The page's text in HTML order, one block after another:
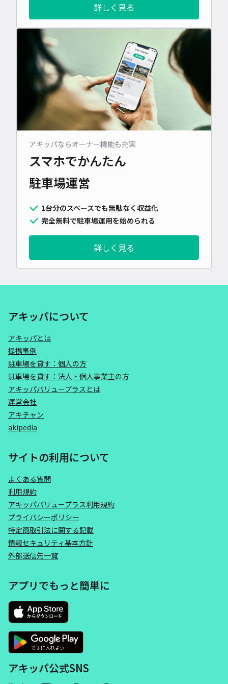
詳しく見る
アキッパならオーナー機能も充実
スマホでかんたん
駐車場運営
1台分のスペースでも無駄なく収益化
完全無料で駐車場運用を始められる
詳しく見る
アキッパについて
アキッパとは
提携事例
駐車場を貸す：個人の方
駐車場を貸す：法人・個人事業主の方
アキッパバリュープラスとは
運営会社
アキチャン
akipedia
サイトの利用について
よくある質問
利用規約
アキッパバリュープラス利用規約
プライバシーポリシー
特定商取引法に関する記載
情報セキュリティ基本方針
外部送信先一覧
アプリでもっと簡単に
アキッパ公式SNS